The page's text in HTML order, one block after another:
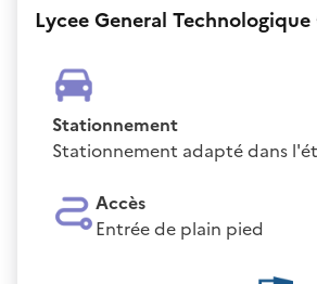
Lycee General
Stationnement
Stationnement adapté dans
Accès
Entrée de plain pied